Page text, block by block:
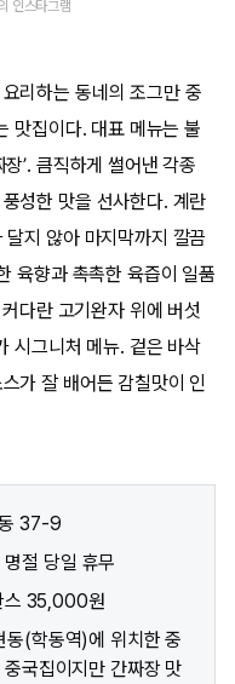
인스타그램
리하는 동네의 조그만 중
맛집이다. 대표 메뉴는 불
’. 큼직하게 썰어낸 각종
성한 맛을 선사한다. 계란
지 않아 마지막까지 깔끔
육향과 촉촉한 육즙이 일품
다란 고기완자 위에 버섯
시그니처 메뉴. 겉은 바삭
가 잘 배어든 감칠맛이 인
37-9
절 당일 휴무
스 35,000원
(학동역)에 위치한 중
국집이지만 간짜장 맛